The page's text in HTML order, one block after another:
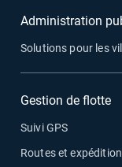
Administration
Solutions pour les
Gestion de flotte
Suivi GPS
Routes et